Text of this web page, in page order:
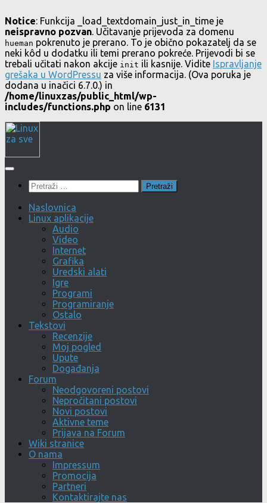
Notice: Funkcija _load_textdomain_just_in_time je
neispravno pozvan. Učitavanje prijevoda za domenu
hueman pokrenuto je prerano. To je obično pokazatelj da se
neki kôd u dodatku ili temi prerano pokreće. Prijevodi bi se
trebali učitati nakon akcije init ili kasnije. Vidite Ispravljanje
grešaka u WordPressu za više informacija. (Ova poruka je
dodana u inačici 6.7.0.) in
/home/linuxzas/public_html/wp-
includes/functions.php on line 6131
Skip
to
Pretraži:
Naslovnica
Linux aplikacije
Audio
Video
Internet
Grafika
Uredski alati
Igre
Programi
Programiranje
Ostalo
Tekstovi
Recenzije
Moj pogled
Upute
Događanja
Forum
Neodgovoreni postovi
Nepročitani postovi
Novi postovi
Aktivne teme
Prijava na Forum
Wiki stranice
O nama
Impressum
Promocija
Partneri
Kontaktirajte nas